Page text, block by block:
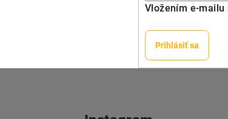
Vložením e-mailu
Prihlásiť sa